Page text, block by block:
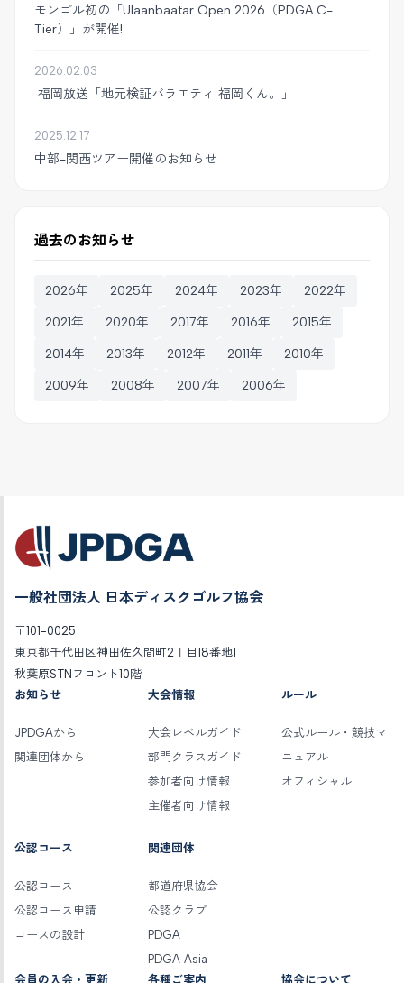
モンゴル初の「Ulaanbaatar Open 2026（PDGA C-
Tier）」が開催!
2026.02.03
福岡放送「地元検証バラエティ 福岡くん。」
2025.12.17
中部-関西ツアー開催のお知らせ
過去のお知らせ
2026年 2025年 2024年 2023年 2022年
2021年 2020年 2017年 2016年 2015年
2014年 2013年 2012年 2011年 2010年
2009年 2008年 2007年 2006年
一般社団法人 日本ディスクゴルフ協会
〒101-0025
東京都千代田区神田佐久間町2丁目18番地1
秋葉原STNフロント10階
お知らせ
JPDGAから
関連団体から
大会情報
大会レベルガイド
部門クラスガイド
参加者向け情報
主催者向け情報
ルール
公式ルール・競技マ
ニュアル
オフィシャル
公認コース
公認コース
公認コース申請
コースの設計
関連団体
都道府県協会
公認クラブ
PDGA
PDGA Asia
会員の入会・更新
各種ご案内 協会について